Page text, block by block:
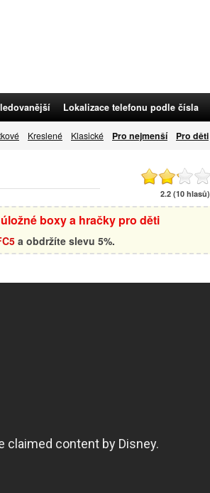
Lokalizace telefonu podle čísla
Kreslené Klasické Pro nejmenší Pro děti
2.2 (10 hlasů)
boxy a hračky pro děti
a obdržíte slevu 5%.